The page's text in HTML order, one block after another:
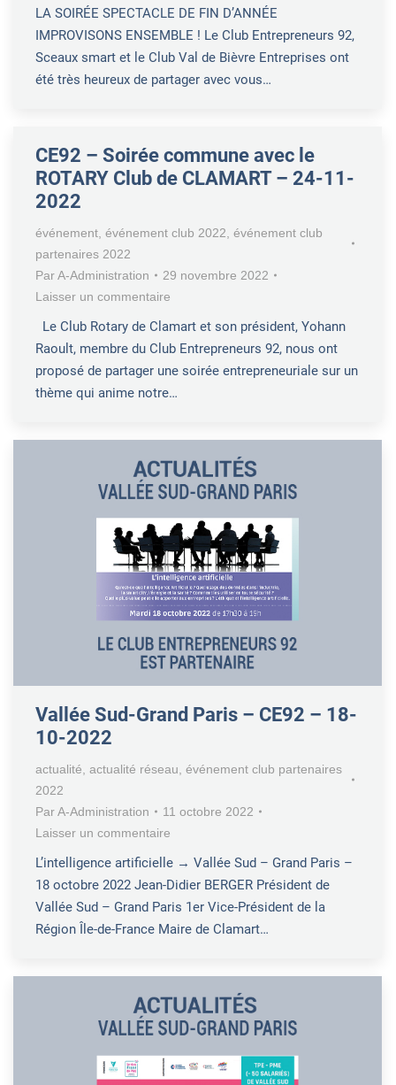
LA SOIRÉE SPECTACLE DE FIN D’ANNÉE
IMPROVISONS ENSEMBLE ! Le Club Entrepreneurs 92,
Sceaux smart et le Club Val de Bièvre Entreprises ont
été très heureux de partager avec vous…
CE92 – Soirée commune avec le
ROTARY Club de CLAMART – 24-11-
2022
événement événement club 2022 événement club
partenaires 2022
ParA-Administration
29 novembre 2022
Laisser un commentaire
Le Club Rotary de Clamart et son président, Yohann
Raoult, membre du Club Entrepreneurs 92, nous ont
proposé de partager une soirée entrepreneuriale sur un
thème qui anime notre…
Vallée Sud-Grand Paris – CE92 – 18-
10-2022
actualité actualité réseau événement club partenaires
2022
ParA-Administration
11 octobre 2022
Laisser un commentaire
L’intelligence artificielle → Vallée Sud – Grand Paris –
18 octobre 2022 Jean-Didier BERGER Président de
Vallée Sud – Grand Paris 1er Vice-Président de la
Région Île-de-France Maire de Clamart…